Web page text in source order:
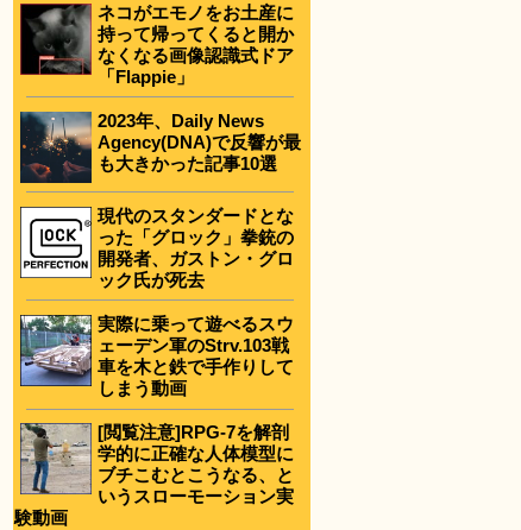
ネコがエモノをお土産に
持って帰ってくると開か
なくなる画像認識式ドア
「Flappie」
2023年、Daily News
Agency(DNA)で反響が最
も大きかった記事10選
現代のスタンダードとな
った「グロック」拳銃の
開発者、ガストン・グロ
ック氏が死去
実際に乗って遊べるスウ
ェーデン軍のStrv.103戦
車を木と鉄で手作りして
しまう動画
[閲覧注意]RPG-7を解剖
学的に正確な人体模型に
ブチこむとこうなる、と
いうスローモーション実
験動画